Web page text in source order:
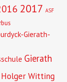
2017 ASF
Gierath-
Gierath
Holger Witting